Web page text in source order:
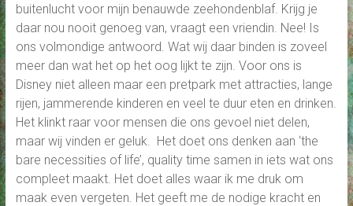
buitenlucht voor mijn benauwde zeehondenblaf. Krijg je
daar nou nooit genoeg van, vraagt een vriendin. Nee! Is
ons volmondige antwoord. Wat wij daar binden is zoveel
meer dan wat het op het oog lijkt te zijn. Voor ons is
Disney niet alleen maar een pretpark met attracties, lange
rijen, jammerende kinderen en veel te duur eten en drinken.
Het klinkt raar voor mensen die ons gevoel niet delen,
maar wij vinden er geluk. Het doet ons denken aan ‘the
bare necessities of life’, quality time samen in iets wat ons
compleet maakt. Het doet alles waar ik me druk om
maak even vergeten. Het geeft me de nodige kracht en